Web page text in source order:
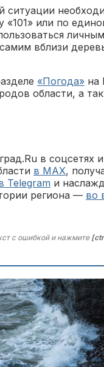
ситуации
«101» или по
вблизи
«Погода» на
области, а
в соцсетях
в MAX,
Telegram и
региона — во
с ошибкой и нажмите